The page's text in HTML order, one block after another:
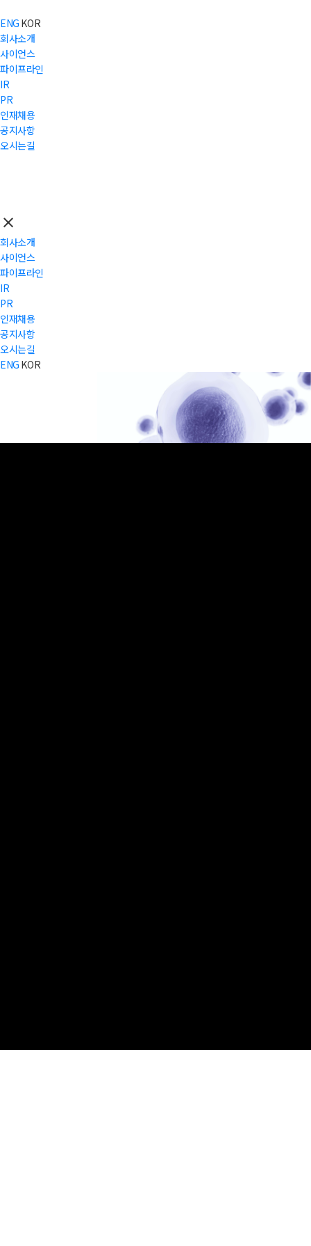
ENG KOR
회사소개
사이언스
파이프라인
IR
PR
인재채용
공지사항
오시는길
close
회사소개
사이언스
파이프라인
IR
PR
인재채용
공지사항
오시는길
ENG KOR
AHR-targeted
novel therapeutics
Parenchyma Biotech
PARENCHYMA BIOTECH IS AN IMMUNOLOGY COMPANY FOCUSED ON DEVELOPING
INNOVATIVE THERAPIES FOR AUTOIMMUNE DESEASES AND CANCER.